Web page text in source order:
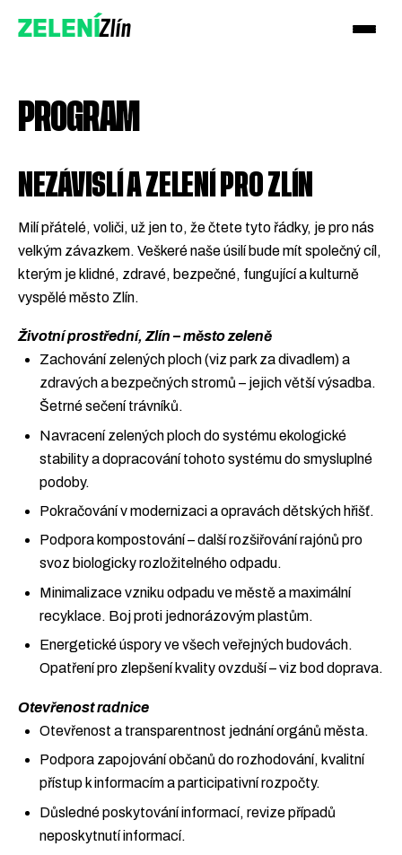
ZELENÍZlín
Přidejte se
PROGRAM
NEZÁVISLÍ A ZELENÍ PRO ZLÍN
Milí přátelé, voliči, už jen to, že čtete tyto řádky, je pro nás
velkým závazkem. Veškeré naše úsilí bude mít společný cíl,
kterým je klidné, zdravé, bezpečné, fungující a kulturně
vyspělé město Zlín.
Životní prostřední, Zlín – město zeleně
Zachování zelených ploch (viz park za divadlem) a
zdravých a bezpečných stromů – jejich větší výsadba.
Šetrné sečení trávníků.
Navracení zelených ploch do systému ekologické
stability a dopracování tohoto systému do smysluplné
podoby.
Pokračování v modernizaci a opravách dětských hřišť.
Podpora kompostování – další rozšiřování rajónů pro
svoz biologicky rozložitelného odpadu.
Minimalizace vzniku odpadu ve městě a maximální
recyklace. Boj proti jednorázovým plastům.
Energetické úspory ve všech veřejných budovách.
Opatření pro zlepšení kvality ovzduší – viz bod doprava.
Otevřenost radnice
Otevřenost a transparentnost jednání orgánů města.
Podpora zapojování občanů do rozhodování, kvalitní
přístup k informacím a participativní rozpočty.
Důsledné poskytování informací, revize případů
neposkytnutí informací.